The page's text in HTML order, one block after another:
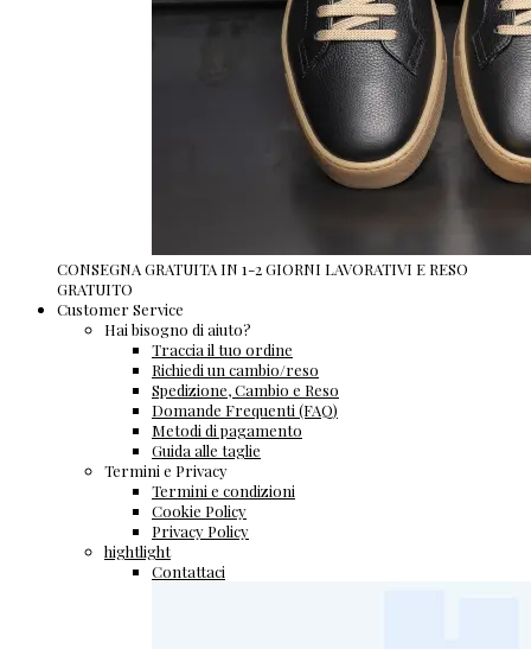
CONSEGNA GRATUITA IN 1-2 GIORNI LAVORATIVI E RESO
GRATUITO
Customer Service
Hai bisogno di aiuto?
Traccia il tuo ordine
Richiedi un cambio/reso
Spedizione, Cambio e Reso
Domande Frequenti (FAQ)
Metodi di pagamento
Guida alle taglie
Termini e Privacy
Termini e condizioni
Cookie Policy
Privacy Policy
hightlight
Contattaci